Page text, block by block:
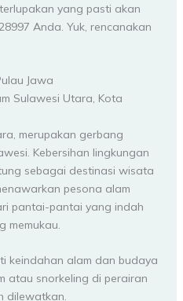
yang pasti akan
Anda. Yuk, rencanakan
Jawa
Sulawesi Utara, Kota
merupakan gerbang
Kebersihan lingkungan
sebagai destinasi wisata
pesona alam
pantai-pantai yang indah
memukau.
keindahan alam dan budaya
atau snorkeling di perairan
dilewatkan.